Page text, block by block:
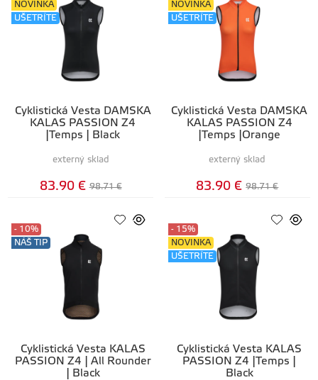
Cyklistická Vesta DÁMSKA
KALAS PASSION Z4
|Temps | Black
NOVINKA
UŠETRÍTE
externý sklad
83.90 € 98.71 €
Cyklistická Vesta DÁMSKA
KALAS PASSION Z4
|Temps |Orange
NOVINKA
UŠETRÍTE
externý sklad
83.90 € 98.71 €
Cyklistická Vesta KALAS
PASSION Z4 | All Rounder
| Black
- 10%
NÁŠ TIP
Cyklistická Vesta KALAS
PASSION Z4 |Temps |
Black
- 15%
NOVINKA
UŠETRÍTE